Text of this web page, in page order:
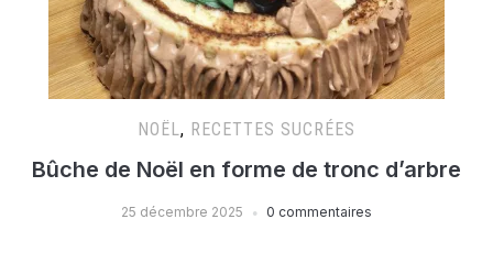
NOËL, RECETTES SUCRÉES
Bûche de Noël en forme de tronc d’arbre
25 décembre 2025 0 commentaires